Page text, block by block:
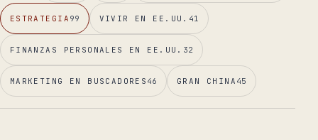
ESTRATEGIA 99 VIVIR EN EE.UU. 41
FINANZAS PERSONALES EN EE.UU. 32
MARKETING EN BUSCADORES 46 GRAN CHINA 45